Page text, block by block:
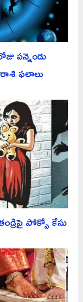
పన్నెండు
ఫలాలు
పోక్సో కేసు